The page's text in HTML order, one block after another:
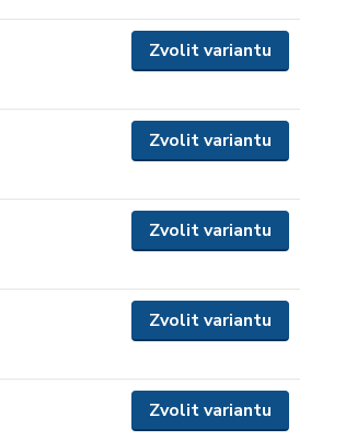
Zvolit variantu
Zvolit variantu
Zvolit variantu
Zvolit variantu
Zvolit variantu